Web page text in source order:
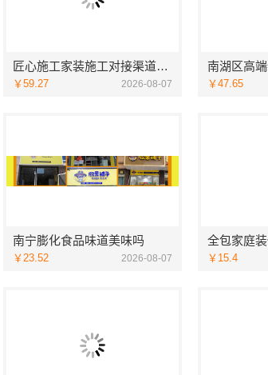
匠心施工家装施工对接渠道宁波雅美和居建材科技有限公司
￥59.27 2026-08-07 ￥47.65
南宁膨化食品味道美味吗
￥23.52 2026-08-07 ￥15.4